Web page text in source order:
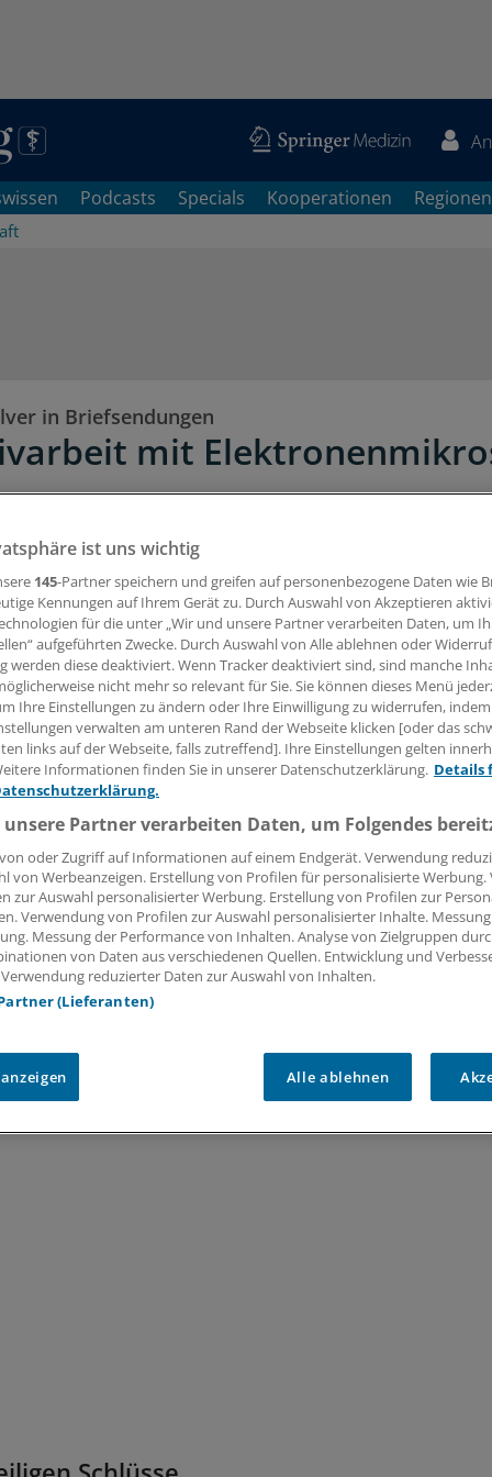
Podcasts Specials Kooperationen Regionen
in Briefsendungen
mit
Briefe mit dubiosem Pulver haben Unbekannte im
verschickt. Ermittlungen gestalten sich
werden. Die Behörden gehen von einem
06:30 Uhr
gesperrte Gerichte, Feuerwehrleute in
Dauereinsatz: Eine Serie von Briefsendungen mit
Justizbehörden in Aufregung versetzt. Über mehrere
Briefe ein – beim Bundesverfassungsgericht in
in Neubrandenburg. Allein im kleinen Mecklenburg-
zwölf Briefsendungen mit Pulver wurden auf
Christian Pfab von der Staatsanwaltschaft im
Sammelverfahren gegen unbekannt eingeleitet
sich nach Laborprüfungen in allen Fällen als harmlos
noch nie biologische Substanzen in solchen
Allein um biologische Erreger auszuschließen,
Pulverproben zunächst unter dem Elektronenmikroskop.
ist uns wichtig
145-Partner speichern und greifen auf personenbezogene Daten wie
Kennungen auf Ihrem Gerät zu. Durch Auswahl von Akzeptieren
für die unter „Wir und unsere Partner verarbeiten Daten, um
aufgeführten Zwecke. Durch Auswahl von Alle ablehnen oder
werden diese deaktiviert. Wenn Tracker deaktiviert sind, sind manche
nicht mehr so relevant für Sie. Sie können dieses Menü
Ihre Einstellungen zu ändern oder Ihre Einwilligung zu widerrufen, indem
verwalten am unteren Rand der Webseite klicken [oder das
links auf der Webseite, falls zutreffend]. Ihre Einstellungen gelten
Informationen finden Sie in unserer Datenschutzerklärung. Details
Partner verarbeiten Daten, um Folgendes
oder Zugriff auf Informationen auf einem Endgerät. Verwendung
von Werbeanzeigen. Erstellung von Profilen für personalisierte
zur Auswahl personalisierter Werbung. Erstellung von Profilen zur
Verwendung von Profilen zur Auswahl personalisierter Inhalte.
Messung der Performance von Inhalten. Analyse von Zielgruppen
von Daten aus verschiedenen Quellen. Entwicklung und
reduzierter Daten zur Auswahl von Inhalten.
(Lieferanten)
Alle ablehnen